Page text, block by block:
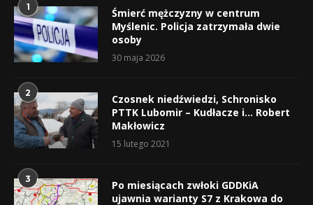
1
Śmierć mężczyzny w centrum
Myślenic. Policja zatrzymała dwie
osoby
30 maja 2026
2
Czosnek niedźwiedzi, Schronisko
PTTK Lubomir – Kudłacze i… Robert
Makłowicz
15 lutego 2021
3
Po miesiącach zwłoki GDDKiA
ujawnia warianty S7 z Krakowa do